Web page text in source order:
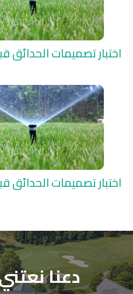
اختبار تصميمات الحدائق
اختبار تصميمات الحدائق
دعنا